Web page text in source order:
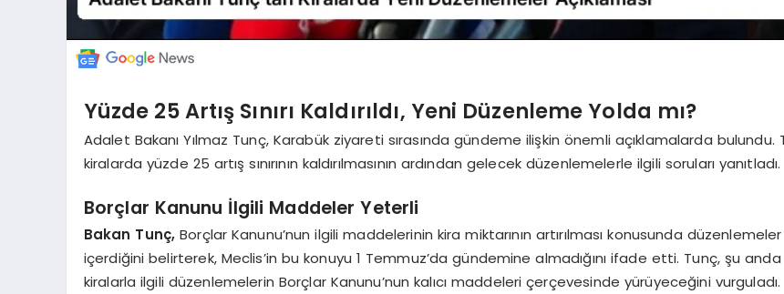
Yüzde 25 Artış Sınırı Kaldırıldı, Yeni Düzenleme Yolda mı?
Adalet Bakanı Yılmaz Tunç, Karabük ziyareti sırasında gündeme ilişkin önemli açıklamalarda bulundu.
kiralarda yüzde 25 artış sınırının kaldırılmasının ardından gelecek düzenlemelerle ilgili soruları yanıtladı.
Borçlar Kanunu İlgili Maddeler Yeterli
Bakan Tunç, Borçlar Kanunu’nun ilgili maddelerinin kira miktarının artırılması konusunda düzenlemeler
içerdiğini belirterek, Meclis’in bu konuyu 1 Temmuz’da gündemine almadığını ifade etti. Tunç, şu anda
kiralarla ilgili düzenlemelerin Borçlar Kanunu’nun kalıcı maddeleri çerçevesinde yürüyeceğini vurguladı.